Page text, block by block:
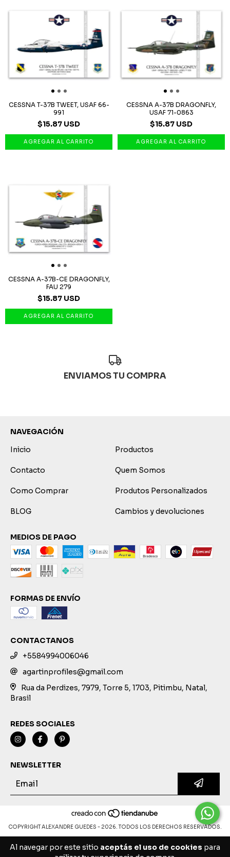
Al navegar por este sitio aceptás el uso de cookies para
CESSNA T-37B TWEET, USAF 66-
991
$15.87 USD
CESSNA A-37B DRAGONFLY,
USAF 71-0863
$15.87 USD
CESSNA A-37B-CE DRAGONFLY,
FAU 279
$15.87 USD
ENVIAMOS TU COMPRA
NAVEGACIÓN
Inicio
Productos
Contacto Quem Somos
Como Comprar Produtos Personalizados
BLOG Cambios y devoluciones
MEDIOS DE PAGO
FORMAS DE ENVÍO
CONTACTANOS
+5584994006046
agartinprofiles@gmail.com
Rua da Perdizes, 7979, Torre 5, 1703, Pitimbu, Natal,
Brasil
REDES SOCIALES
NEWSLETTER
COPYRIGHT ALEXANDRE GUEDES - 2026. TODOS LOS DERECHOS RESERVADOS.